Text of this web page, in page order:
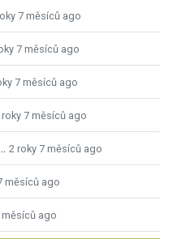
7 měsíců ago
7 měsíců ago
7 měsíců ago
roky 7 měsíců ago
2 roky 7 měsíců ago
měsíců ago
měsíců ago